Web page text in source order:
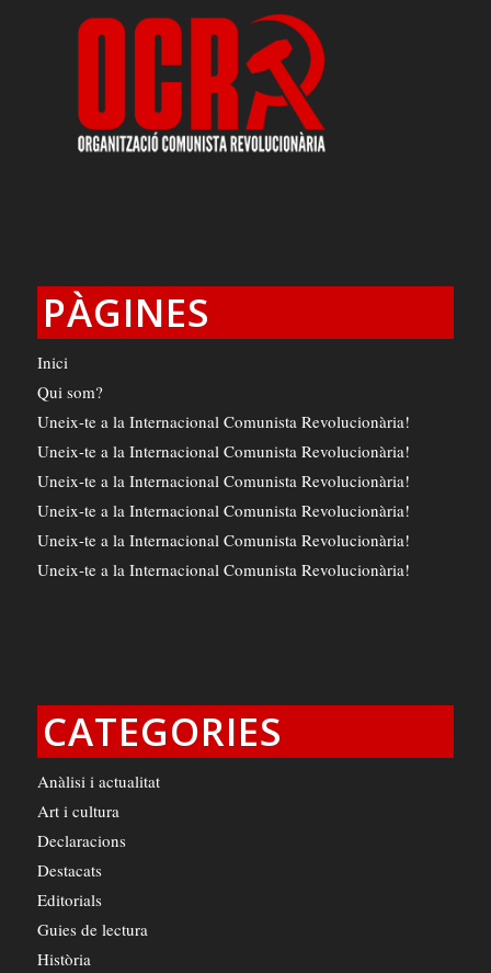
PÀGINES
Inici
Qui som?
Uneix-te a la Internacional Comunista Revolucionària!
Uneix-te a la Internacional Comunista Revolucionària!
Uneix-te a la Internacional Comunista Revolucionària!
Uneix-te a la Internacional Comunista Revolucionària!
Uneix-te a la Internacional Comunista Revolucionària!
Uneix-te a la Internacional Comunista Revolucionària!
CATEGORIES
Anàlisi i actualitat
Art i cultura
Declaracions
Destacats
Editorials
Guies de lectura
Història